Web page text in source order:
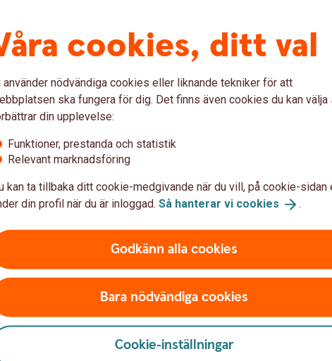
smartklocka i butik. Du betalar genom att blippa
för kontaktlösa betalningar visas.
om Garmin Pay
att betala med?
Pay?
Pay?
med Garmin Pay?
cookies, ditt val
använder nödvändiga cookies eller liknande tekniker för att
ska fungera för dig. Det finns även cookies du kan välja
din upplevelse:
Funktioner, prestanda och statistik
Relevant marknadsföring
kan ta tillbaka ditt cookie-medgivande när du vill, på cookie-sidan
din profil när du är inloggad. Så hanterar vi cookies .
Godkänn alla cookies
Bara nödvändiga cookies
Cookie-inställningar